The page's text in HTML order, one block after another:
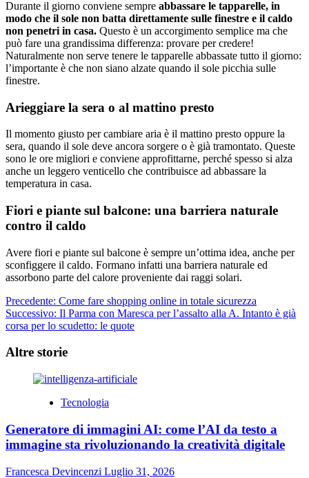
Durante il giorno conviene sempre abbassare le tapparelle, in
modo che il sole non batta direttamente sulle finestre e il caldo
non penetri in casa. Questo è un accorgimento semplice ma che
può fare una grandissima differenza: provare per credere!
Naturalmente non serve tenere le tapparelle abbassate tutto il giorno:
l’importante è che non siano alzate quando il sole picchia sulle
finestre.
Arieggiare la sera o al mattino presto
Il momento giusto per cambiare aria è il mattino presto oppure la
sera, quando il sole deve ancora sorgere o è già tramontato. Queste
sono le ore migliori e conviene approfittarne, perché spesso si alza
anche un leggero venticello che contribuisce ad abbassare la
temperatura in casa.
Fiori e piante sul balcone: una barriera naturale
contro il caldo
Avere fiori e piante sul balcone è sempre un’ottima idea, anche per
sconfiggere il caldo. Formano infatti una barriera naturale ed
assorbono parte del calore proveniente dai raggi solari.
Navigazione
articolo
Precedente: Come fare shopping online in totale sicurezza
Successivo: Il Parma con Maresca per l’assalto alla A. Intanto è già
corsa per lo scudetto: le quote
Altre storie
Tecnologia
Generatore di immagini AI: come l’AI da testo a
immagine sta rivoluzionando la creatività digitale
Francesca Devincenzi Luglio 31, 2026